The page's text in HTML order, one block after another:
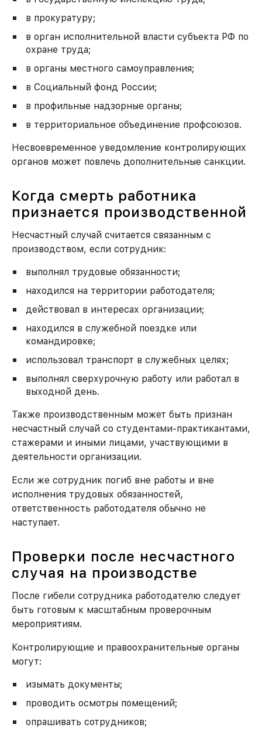
в прокуратуру;
в орган исполнительной власти субъекта РФ по
охране труда;
в органы местного самоуправления;
в Социальный фонд России;
в профильные надзорные органы;
в территориальное объединение профсоюзов.
Несвоевременное уведомление контролирующих
органов может повлечь дополнительные санкции.
Когда смерть работника
признается производственной
Несчастный случай считается связанным с
производством, если сотрудник:
выполнял трудовые обязанности;
находился на территории работодателя;
действовал в интересах организации;
находился в служебной поездке или
командировке;
использовал транспорт в служебных целях;
выполнял сверхурочную работу или работал в
выходной день.
Также производственным может быть признан
несчастный случай со студентами-практикантами,
стажерами и иными лицами, участвующими в
деятельности организации.
Если же сотрудник погиб вне работы и вне
исполнения трудовых обязанностей,
ответственность работодателя обычно не
наступает.
Проверки после несчастного
случая на производстве
После гибели сотрудника работодателю следует
быть готовым к масштабным проверочным
мероприятиям.
Контролирующие и правоохранительные органы
могут:
изымать документы;
проводить осмотры помещений;
опрашивать сотрудников;